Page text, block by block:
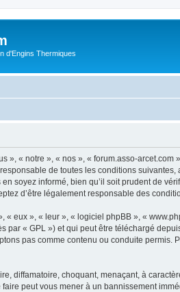
d'Engins Thermiques
», « notre », « nos », « forum.asso-
de toutes les conditions
soyez informé, bien qu’il soit prudent de
d’être légalement responsable des
eux », « leur », « logiciel phpBB », «
par « GPL ») et qui peut être téléchargé
pas comme contenu ou conduite
diffamatoire, choquant, menaçant, à
peut vous mener à un bannissement